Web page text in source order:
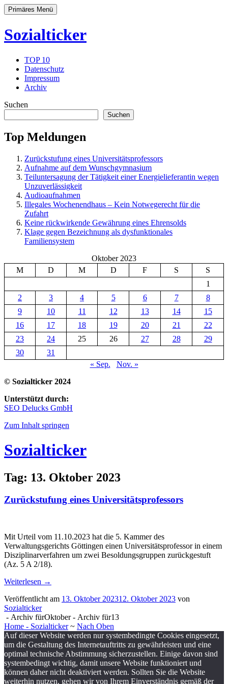
Primäres Menü
Sozialticker
TOP 10
Datenschutz
Impressum
Archiv
Suchen
Suchen
Top Meldungen
Zurückstufung eines Universitätsprofessors
Aufnahme auf dem Wunschgymnasium
Teiluntersagung der Tätigkeit einer Energielieferantin wegen
Unzuverlässigkeit
Audioaufnahmen
Illegales Wochenendhaus – Kein Notwegerecht für die
Zufahrt
Keine rückwirkende Gewährung eines Ehrensolds
Klage gegen Bezeichnung als dysfunktionales
Familiensystem
Oktober 2023
M
D M D F S
S
1
2
3 4 5 6 7
8
9
10 11 12 13 14
15
16
17 18 19 20 21
22
23
24 25 26 27 28
29
30
31
« Sep.
Nov. »
© Sozialticker 2024
Unterstützt durch:
SEO Delucks GmbH
Zum Inhalt springen
Sozialticker
Tag: 13. Oktober 2023
Zurückstufung eines Universitätsprofessors
Mit Urteil vom 11.10.2023 hat die 5. Kammer des
Verwaltungsgerichts Göttingen einen Universitätsprofessor in einem
Disziplinarverfahren um zwei Besoldungsgruppen zurückgestuft
(Az. 5 A 2/18).
Weiterlesen →
Veröffentlicht am 13. Oktober 202312. Oktober 2023 von
Sozialticker
- Archiv fürOktober- Archiv für13
Home - Sozialticker ~ Nach Oben
Auf dieser Website werden nur systembedingte Cookies eingesetzt,
um die Gestaltung des Internetauftritts zu gewährleisten und eine
optimal technische Abstimmung sicherzustellen. Einige davon sind
systembedingt wichtig, damit unsere Website funktioniert und
können daher nicht deaktiviert werden. Sollten Sie die Website
weiterhin nutzen, gehen wir von Ihrem Einverständnis gemäß der